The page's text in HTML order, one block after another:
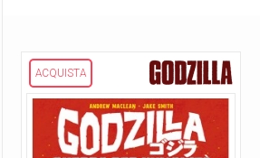
ACQUISTA